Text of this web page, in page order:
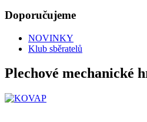
Doporučujeme
NOVINKY
Klub sběratelů
Plechové mechanické